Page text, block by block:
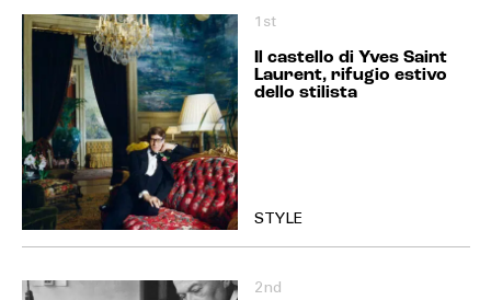
1st
Il castello di Yves Saint
Laurent, rifugio estivo
dello stilista
STYLE
2nd